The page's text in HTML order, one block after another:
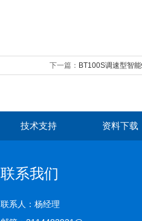
下一篇： BT100S调速型智
技术支持 资料下载
联系我们
联系人：杨经理